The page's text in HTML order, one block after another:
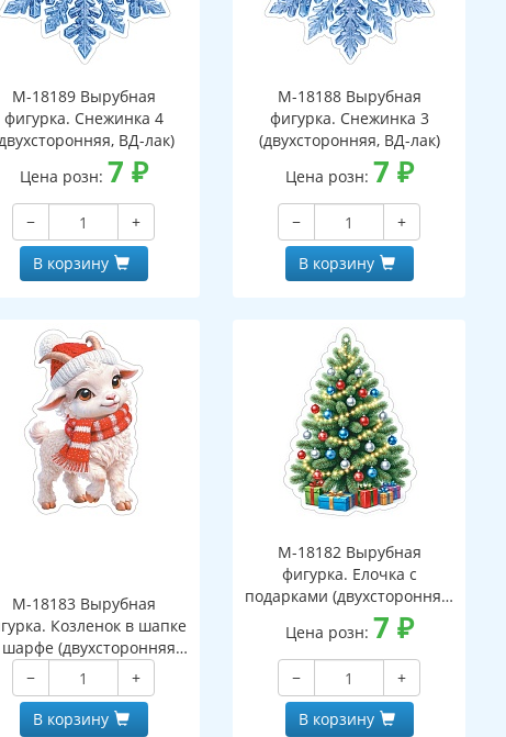
М-18189 Вырубная
фигурка. Снежинка 4
ВД-лак)
Цена розн: 7 ₽
−
+
В корзину
М-18188 Вырубная
фигурка. Снежинка 3
(двухсторонняя, ВД-лак)
Цена розн: 7 ₽
−
+
В корзину
М-18183 Вырубная
Козленок в шапке
(двухсторонняя,
ВД-лак)
−
+
В корзину
М-18182 Вырубная
фигурка. Елочка с
подарками (двухсторонняя,
ВД-лак)
Цена розн: 7 ₽
−
+
В корзину